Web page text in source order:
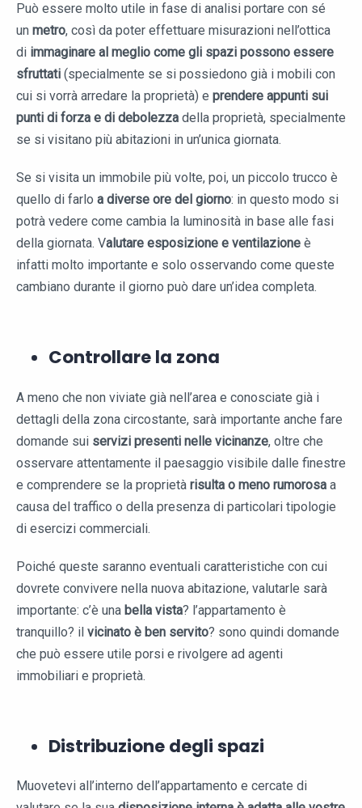
Può essere molto utile in fase di analisi portare con sé
un metro, così da poter effettuare misurazioni nell’ottica
di immaginare al meglio come gli spazi possono essere
sfruttati (specialmente se si possiedono già i mobili con
cui si vorrà arredare la proprietà) e prendere appunti sui
punti di forza e di debolezza della proprietà, specialmente
se si visitano più abitazioni in un’unica giornata.
Se si visita un immobile più volte, poi, un piccolo trucco è
quello di farlo a diverse ore del giorno: in questo modo si
potrà vedere come cambia la luminosità in base alle fasi
della giornata. Valutare esposizione e ventilazione è
infatti molto importante e solo osservando come queste
cambiano durante il giorno può dare un’idea completa.
Controllare la zona
A meno che non viviate già nell’area e conosciate già i
dettagli della zona circostante, sarà importante anche fare
domande sui servizi presenti nelle vicinanze, oltre che
osservare attentamente il paesaggio visibile dalle finestre
e comprendere se la proprietà risulta o meno rumorosa a
causa del traffico o della presenza di particolari tipologie
di esercizi commerciali.
Poiché queste saranno eventuali caratteristiche con cui
dovrete convivere nella nuova abitazione, valutarle sarà
importante: c’è una bella vista? l’appartamento è
tranquillo? il vicinato è ben servito? sono quindi domande
che può essere utile porsi e rivolgere ad agenti
immobiliari e proprietà.
Distribuzione degli spazi
Muovetevi all’interno dell’appartamento e cercate di